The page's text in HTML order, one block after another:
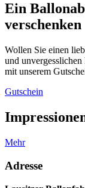
Ein
verschenken
Wollen Sie einen
und
mit unserem
Gutschein
Mehr
Adresse